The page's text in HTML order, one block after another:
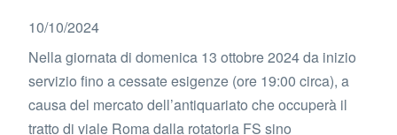
10/10/2024
Nella giornata di domenica 13 ottobre 2024 da inizio
servizio fino a cessate esigenze (ore 19:00 circa), a
causa del mercato dell’antiquariato che occuperà il
tratto di viale Roma dalla rotatoria FS sino